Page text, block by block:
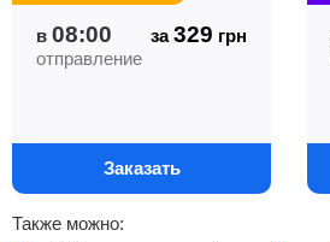
в 08:00 за329 грн
отправление
Заказать
Также можно: